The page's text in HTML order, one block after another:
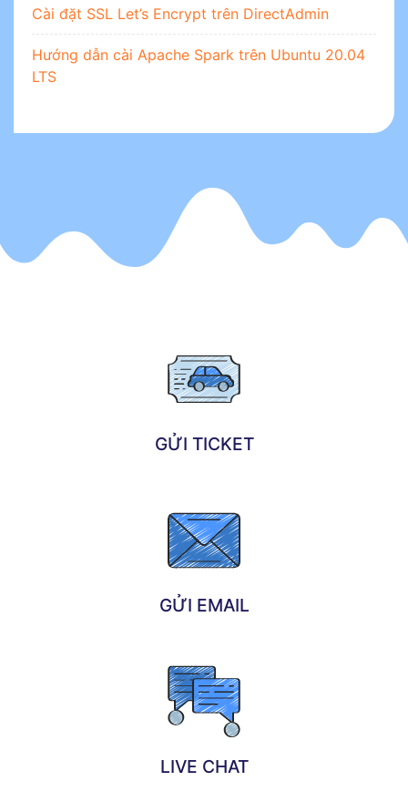
Cài đặt SSL Let’s Encrypt trên DirectAdmin
Hướng dẫn cài Apache Spark trên Ubuntu 20.04
LTS
GỬI TICKET
GỬI EMAIL
LIVE CHAT